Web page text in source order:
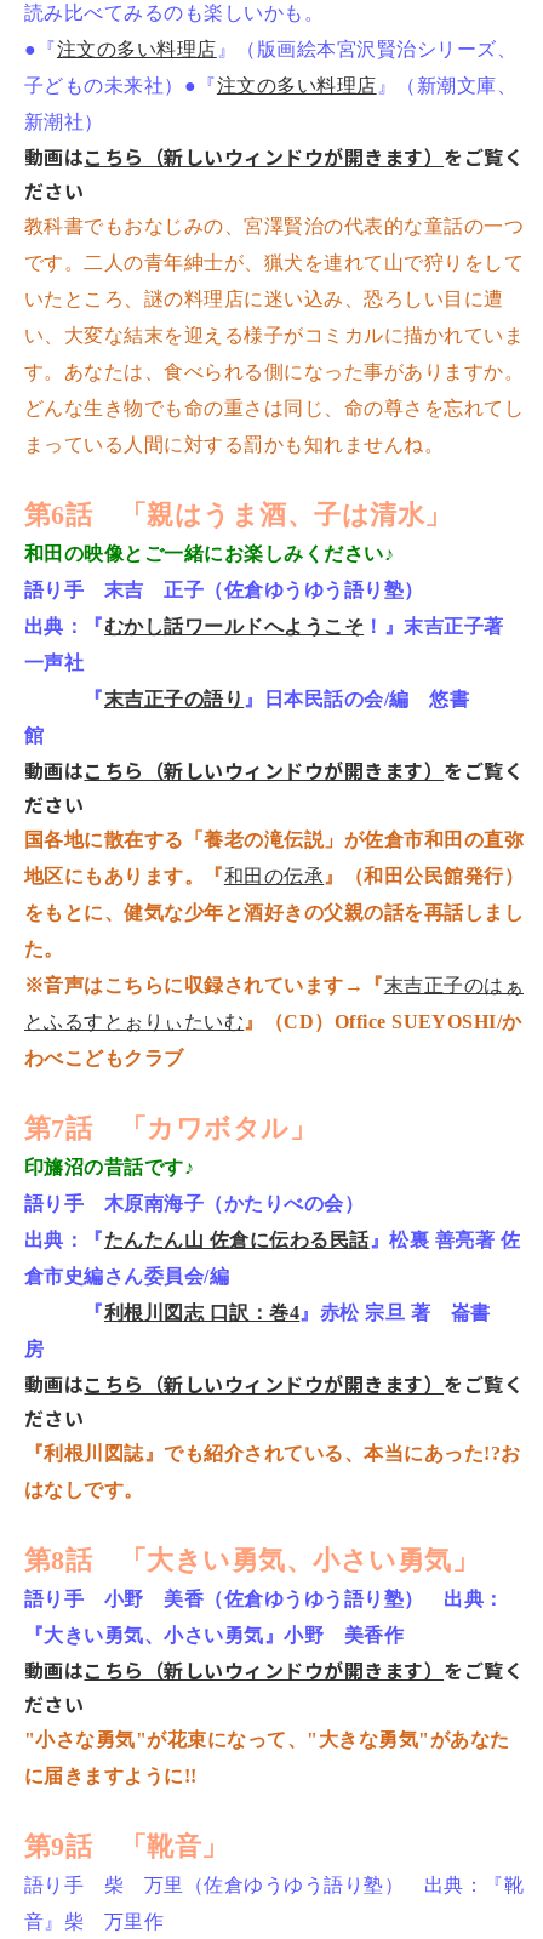
読み比べてみるのも楽しいかも。
●『注文の多い料理店 』（版画絵本宮沢賢治シリーズ、
子どもの未来社）●『注文の多い料理店 』（新潮文庫、
新潮社）
動画はこちら（新しいウィンドウが開きます） をご覧く
ださい
教科書でもおなじみの、宮澤賢治の代表的な童話の一つ
です。二人の青年紳士が、猟犬を連れて山で狩りをして
いたところ、謎の料理店に迷い込み、恐ろしい目に遭
い、大変な結末を迎える様子がコミカルに描かれていま
す。あなたは、食べられる側になった事がありますか。
どんな生き物でも命の重さは同じ、命の尊さを忘れてし
まっている人間に対する罰かも知れませんね。
第6話 「親はうま酒、子は清水」
和田の映像とご一緒にお楽しみください♪
語り手 末吉 正子（佐倉ゆうゆう語り塾）
出典：『むかし話ワールドへようこそ ！』末吉正子著
一声社
『末吉正子の語り 』日本民話の会/編 悠書
館
動画はこちら（新しいウィンドウが開きます） をご覧く
ださい
国各地に散在する「養老の滝伝説」が佐倉市和田の直弥
地区にもあります。『和田の伝承 』（和田公民館発行）
をもとに、健気な少年と酒好きの父親の話を再話しまし
た。
※音声はこちらに収録されています→『末吉正子のはぁ
とふるすとぉりぃたいむ 』（CD）Office SUEYOSHI/か
わべこどもクラブ
第7話 「カワボタル」
印旛沼の昔話です♪
語り手 木原南海子（かたりべの会）
出典：『たんたん山 佐倉に伝わる民話』松裏 善亮著 佐
倉市史編さん委員会/編
『利根川図志 口訳：巻4 』赤松 宗旦 著 崙書
房
動画はこちら（新しいウィンドウが開きます） をご覧く
ださい
『利根川図誌』でも紹介されている、本当にあった!?お
はなしです。
第8話 「大きい勇気、小さい勇気」
語り手 小野 美香（佐倉ゆうゆう語り塾） 出典：
『大きい勇気、小さい勇気』小野 美香作
動画はこちら（新しいウィンドウが開きます） をご覧く
ださい
"小さな勇気"が花束になって、"大きな勇気"があなた
に届きますように!!
第9話 「靴音」
語り手 柴 万里（佐倉ゆうゆう語り塾） 出典：『靴
音』柴 万里作